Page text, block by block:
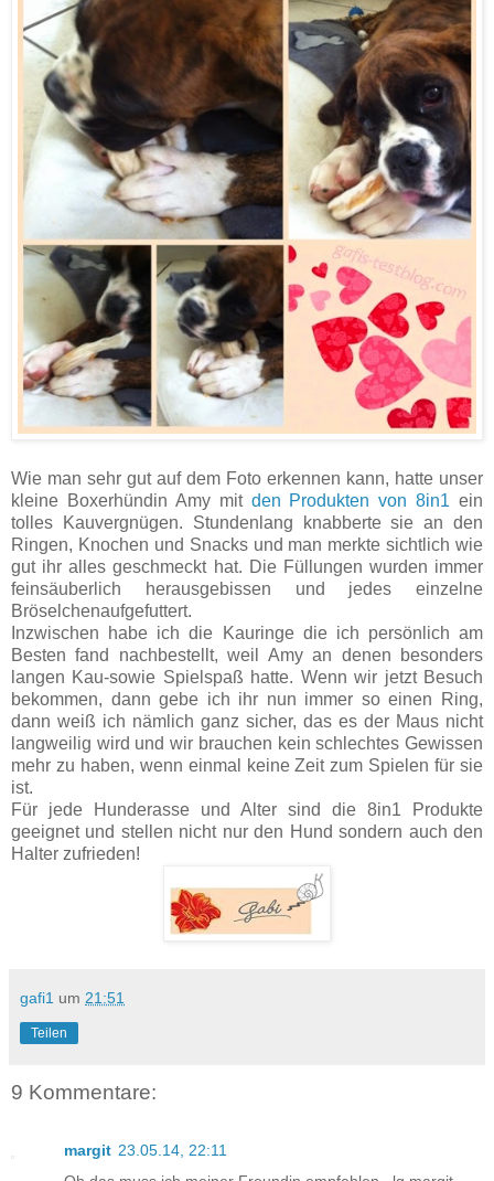
Wie man sehr gut auf dem Foto erkennen kann, hatte unser
kleine Boxerhündin Amy mit den Produkten von 8in1 ein
tolles Kauvergnügen. Stundenlang knabberte sie an den
Ringen, Knochen und Snacks und man merkte sichtlich wie
gut ihr alles geschmeckt hat. Die Füllungen wurden immer
feinsäuberlich herausgebissen und jedes einzelne
Bröselchenaufgefuttert.
Inzwischen habe ich die Kauringe die ich persönlich am
Besten fand nachbestellt, weil Amy an denen besonders
langen Kau-sowie Spielspaß hatte. Wenn wir jetzt Besuch
bekommen, dann gebe ich ihr nun immer so einen Ring,
dann weiß ich nämlich ganz sicher, das es der Maus nicht
langweilig wird und wir brauchen kein schlechtes Gewissen
mehr zu haben, wenn einmal keine Zeit zum Spielen für sie
ist.
Für jede Hunderasse und Alter sind die 8in1 Produkte
geeignet und stellen nicht nur den Hund sondern auch den
Halter zufrieden!
gafi1 um 21:51
Teilen
9 Kommentare:
margit 23.05.14, 22:11